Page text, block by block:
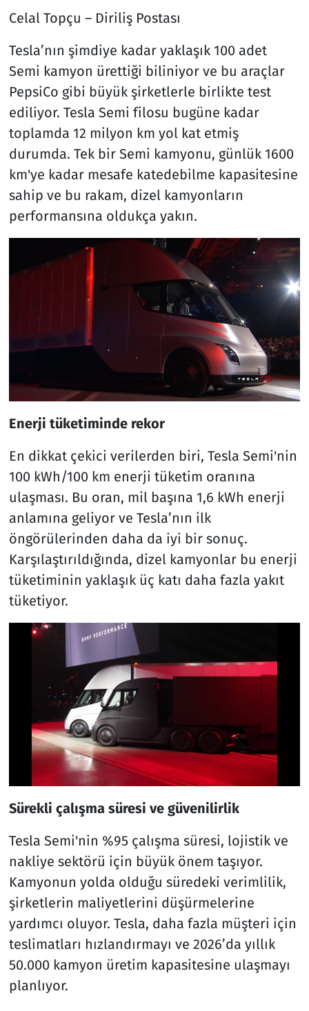
Celal Topçu – Diriliş Postası
Tesla’nın şimdiye kadar yaklaşık 100 adet
Semi kamyon ürettiği biliniyor ve bu araçlar
PepsiCo gibi büyük şirketlerle birlikte test
ediliyor. Tesla Semi filosu bugüne kadar
toplamda 12 milyon km yol kat etmiş
durumda. Tek bir Semi kamyonu, günlük 1600
km'ye kadar mesafe katedebilme kapasitesine
sahip ve bu rakam, dizel kamyonların
performansına oldukça yakın.
Enerji tüketiminde rekor
En dikkat çekici verilerden biri, Tesla Semi'nin
100 kWh/100 km enerji tüketim oranına
ulaşması. Bu oran, mil başına 1,6 kWh enerji
anlamına geliyor ve Tesla’nın ilk
öngörülerinden daha da iyi bir sonuç.
Karşılaştırıldığında, dizel kamyonlar bu enerji
tüketiminin yaklaşık üç katı daha fazla yakıt
tüketiyor.
Sürekli çalışma süresi ve güvenilirlik
Tesla Semi'nin %95 çalışma süresi, lojistik ve
nakliye sektörü için büyük önem taşıyor.
Kamyonun yolda olduğu süredeki verimlilik,
şirketlerin maliyetlerini düşürmelerine
yardımcı oluyor. Tesla, daha fazla müşteri için
teslimatları hızlandırmayı ve 2026’da yıllık
50.000 kamyon üretim kapasitesine ulaşmayı
planlıyor.
Teknoloji ve Bilim
Televizyon